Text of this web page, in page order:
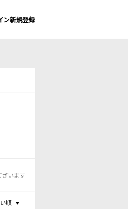
ン新規登録
います
順